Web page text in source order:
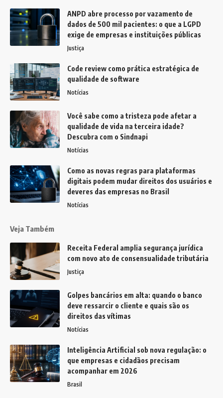
ANPD abre processo por vazamento de
dados de 500 mil pacientes: o que a LGPD
exige de empresas e instituições públicas
Justiça
Code review como prática estratégica de
qualidade de software
Notícias
Você sabe como a tristeza pode afetar a
qualidade de vida na terceira idade?
Descubra com o Sindnapi
Notícias
Como as novas regras para plataformas
digitais podem mudar direitos dos usuários e
deveres das empresas no Brasil
Notícias
Veja Também
Receita Federal amplia segurança jurídica
com novo ato de consensualidade tributária
Justiça
Golpes bancários em alta: quando o banco
deve ressarcir o cliente e quais são os
direitos das vítimas
Notícias
Inteligência Artificial sob nova regulação: o
que empresas e cidadãos precisam
acompanhar em 2026
Brasil